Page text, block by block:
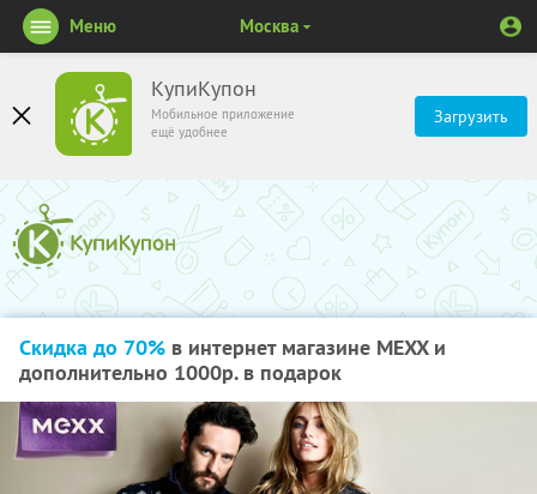
КупиКупон
Мобильное приложение
ещё удобнее
Загрузить
Меню Москва
Скидка до 70% в интернет магазине MEXX и
дополнительно 1000р. в подарок